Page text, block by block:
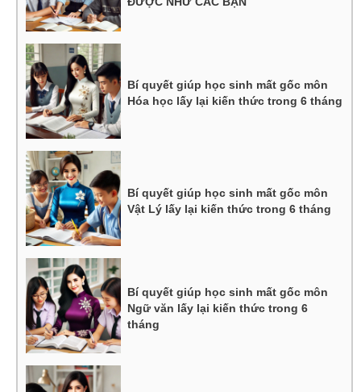
Bí quyết giúp học sinh mất gốc môn
Hóa học lấy lại kiến thức trong 6 tháng
Bí quyết giúp học sinh mất gốc môn
Vật Lý lấy lại kiến thức trong 6 tháng
Bí quyết giúp học sinh mất gốc môn
Ngữ văn lấy lại kiến thức trong 6
tháng